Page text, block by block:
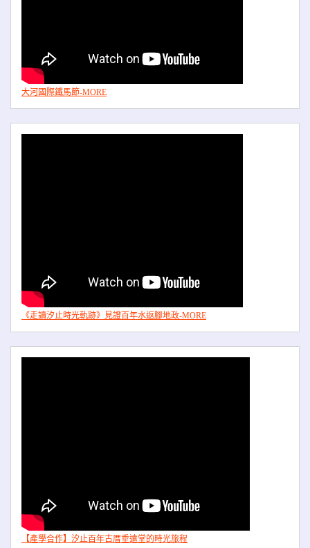
大河國際鐵馬節-MORE
《走讀汐止時光軌跡》見證百年水返腳地政-MORE
【產學合作】汐止百年古厝垂遠堂的時光旅程